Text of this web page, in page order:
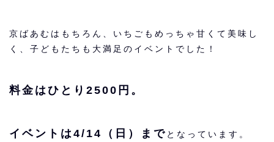
京ばあむはもちろん、いちごもめっちゃ甘くて美味し
く、子どもたちも大満足のイベントでした！
料金はひとり2500円。
イベントは4/14（日）まで となっています。